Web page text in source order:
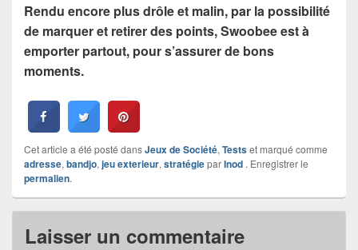
Rendu encore plus drôle et malin, par la possibilité
de marquer et retirer des points, Swoobee est à
emporter partout, pour s’assurer de bons
moments.
Cet article a été posté dansJeux de Société, Testset marqué comme
adresse, bandjo, jeu exterieur, stratégieparInod . Enregistrer le
permalien.
Laisser un commentaire